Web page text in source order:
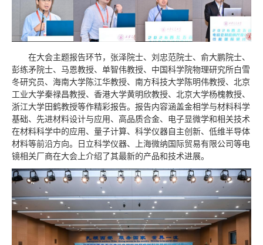
在大会主题报告环节，张泽院士、刘忠范院士、俞大鹏院士、
彭练矛院士、马恩教授、单智伟教授、中国科学院物理研究所白雪
冬研究员、海南大学陈江华教授、南方科技大学陈明伟教授、北京
工业大学秦禄昌教授、香港大学黄明欣教授、北京大学杨槐教授、
浙江大学田鹤教授等作精彩报告。报告内容涵盖金相学与材料科学
基础、先进材料设计与应用、高品质合金、电子显微学和相关技术
在材料科学中的应用、量子计算、科学仪器自主创新、低维半导体
材料等前沿方向。日立科学仪器、上海微纳国际贸易有限公司等电
镜相关厂商在大会上介绍了其最新的产品和技术进展。